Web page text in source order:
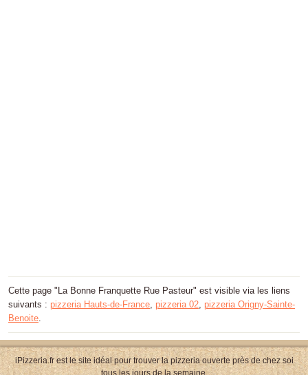
Cette page "La Bonne Franquette Rue Pasteur" est visible via les liens
suivants : pizzeria Hauts-de-France, pizzeria 02, pizzeria Origny-Sainte-
Benoite.
iPizzeria.fr est le site idéal pour trouver la pizzeria ouverte près de chez soi